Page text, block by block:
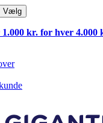
Vælg
kr. for hver 4.000